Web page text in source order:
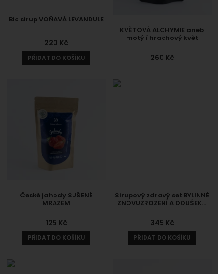
Bio sirup VOŇAVÁ LEVANDULE
220 Kč
PŘIDAT DO KOŠÍKU
KVĚTOVÁ ALCHYMIE aneb
motýlí hrachový květ
260 Kč
České jahody SUŠENÉ
MRAZEM
125 Kč
PŘIDAT DO KOŠÍKU
Sirupový zdravý set BYLINNÉ
ZNOVUZROZENÍ A DOUŠEK…
345 Kč
PŘIDAT DO KOŠÍKU